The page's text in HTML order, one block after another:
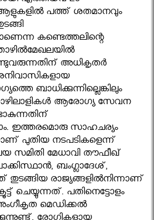
പത്ത് ശതമാനവും
കണ്ടെത്തലിന്റെ
അധികൃതര്‍
ബാധിക്കുന്നില്ലെങ്കിലും
ആരോഗ്യ സേവന
ഇത്തരമൊരു സാഹചര്യം
പുതിയ നടപടികളെന്ന്
സമിതി മേധാവി തൗഫീഖ്
ബംഗ്ലാദേശ്​,
രാജ്യങ്ങളില്‍നിന്നാണ്​
ചെയ്യുന്നത്​. പതിനെട്ടോളം
മെഡിക്കല്‍